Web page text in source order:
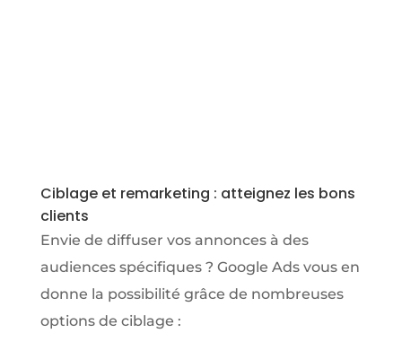
Ciblage et remarketing : atteignez les bons
clients
Envie de diffuser vos annonces à des
audiences spécifiques ? Google Ads vous en
donne la possibilité grâce de nombreuses
options de ciblage :